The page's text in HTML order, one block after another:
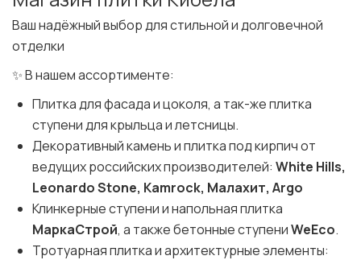
Ваш надёжный выбор для стильной и долговечной
отделки
✨ В нашем ассортименте:
Плитка для фасада и цоколя, а так-же плитка
ступени для крыльца и летсницы.
Декоративный камень и плитка под кирпич от
ведущих российских производителей: White Hills,
Leonardo Stone, Kamrock, Малахит, Argo
Клинкерные ступени и напольная плитка
МаркаСтрой, а также бетонные ступениWeEco.
Тротуарная плитка и архитектурные элементы: